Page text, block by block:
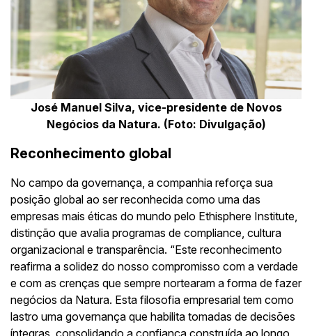
José Manuel Silva, vice-presidente de Novos
Negócios da Natura. (Foto: Divulgação)
Reconhecimento global
No campo da governança, a companhia reforça sua
posição global ao ser reconhecida como uma das
empresas mais éticas do mundo pelo Ethisphere Institute,
distinção que avalia programas de compliance, cultura
organizacional e transparência. “Este reconhecimento
reafirma a solidez do nosso compromisso com a verdade
e com as crenças que sempre nortearam a forma de fazer
negócios da Natura. Esta filosofia empresarial tem como
lastro uma governança que habilita tomadas de decisões
íntegras, consolidando a confiança construída ao longo